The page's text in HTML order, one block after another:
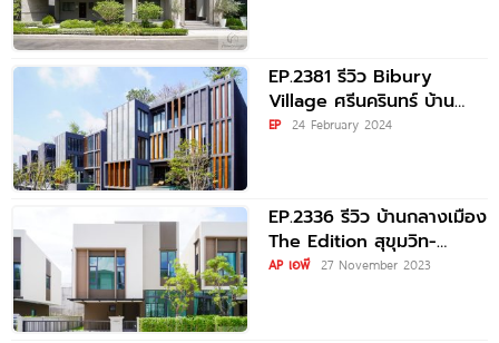
EP.2381 รีวิว Bibury
Village ศรีนครินทร์ บ้าน
เดี่ยว 4 ชั้นและ Rooftop
EP 24 February 2024
EP.2336 รีวิว บ้านกลางเมือง
The Edition สุขุมวิท-
อ่อนนุช บ้านแฝด 2-3 ชั้น
AP เอพี 27 November 2023